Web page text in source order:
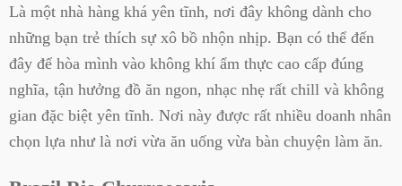
Là một nhà hàng khá yên tĩnh, nơi đây không dành cho
những bạn trẻ thích sự xô bồ nhộn nhịp. Bạn có thể đến
đây để hòa mình vào không khí ẩm thực cao cấp đúng
nghĩa, tận hưởng đồ ăn ngon, nhạc nhẹ rất chill và không
gian đặc biệt yên tĩnh. Nơi này được rất nhiều doanh nhân
chọn lựa như là nơi vừa ăn uống vừa bàn chuyện làm ăn.